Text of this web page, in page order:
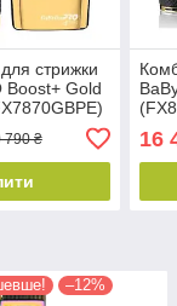
стрижки
Boost+ Gold
790 ₴ 16
–12%